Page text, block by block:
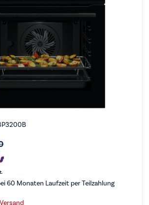
60 Monaten Laufzeit per Teilzahlung